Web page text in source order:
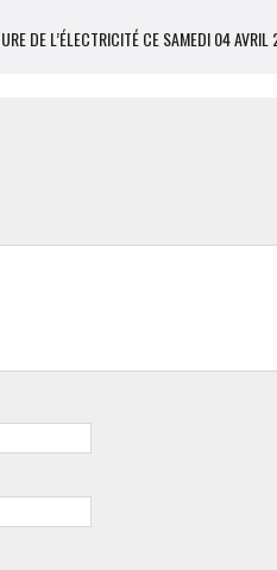
DE L’ÉLECTRICITÉ CE SAMEDI 04